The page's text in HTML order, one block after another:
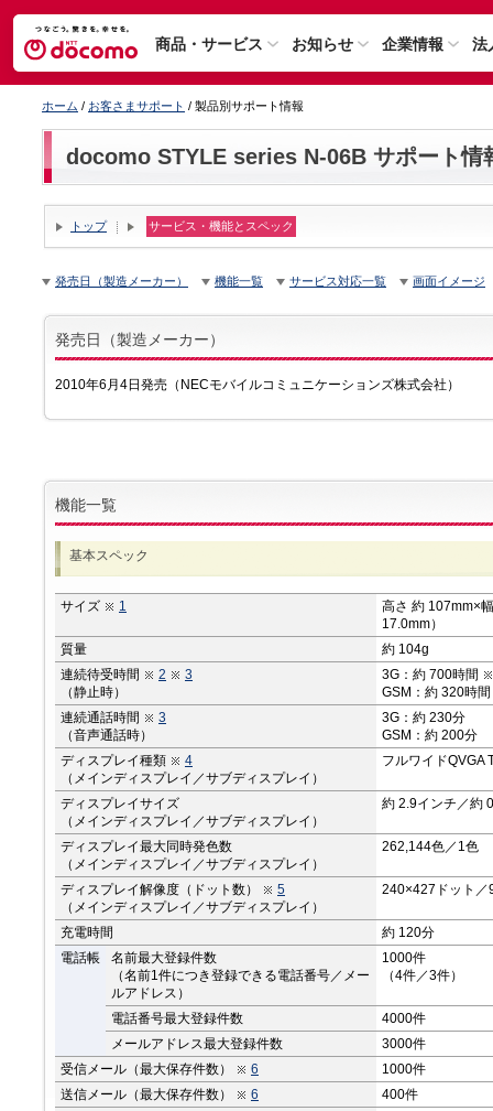
商品・サービス お知らせ 企業情報 法
ホーム / お客さまサポート / 製品別サポート情報
docomo STYLE series N-06B サポート情
トップ サービス・機能とスペック
発売日（製造メーカー） 機能一覧 サービス対応一覧 画面イメージ
発売日（製造メーカー）
2010年6月4日発売（NECモバイルコミュニケーションズ株式会社）
機能一覧
基本スペック
サイズ 1
高さ 約 107mm×
17.0mm）
質量
約 104g
連続待受時間
2
3
（静止時）
3G：約 700時間
GSM：約 320時間
連続通話時間
3
（音声通話時）
3G：約 230分
GSM：約 200分
ディスプレイ種類
4
（メインディスプレイ／サブディスプレイ）
フルワイドQVGA
ディスプレイサイズ
（メインディスプレイ／サブディスプレイ）
約 2.9インチ／約
ディスプレイ最大同時発色数
（メインディスプレイ／サブディスプレイ）
262,144色／1色
ディスプレイ解像度（ドット数）
5
（メインディスプレイ／サブディスプレイ）
240×427ドット／
充電時間
約 120分
電話帳
名前最大登録件数
（名前1件につき登録できる電話番号／メー
ルアドレス）
1000件
（4件／3件）
電話番号最大登録件数
4000件
メールアドレス最大登録件数
3000件
受信メール（最大保存件数）
6
1000件
送信メール（最大保存件数）
6
400件